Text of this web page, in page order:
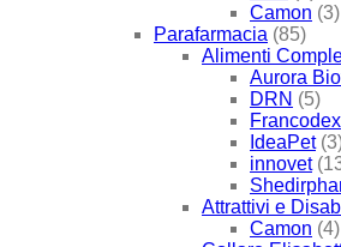
Camon (3)
Parafarmacia (85)
Alimenti
Aurora
DRN (5)
Francodex
IdeaPet
innovet
Attrattivi e
Camon (4)